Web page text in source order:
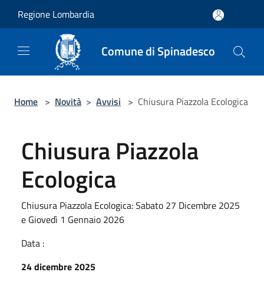
Regione Lombardia
Comune di Spinadesco
Home > Novità > Avvisi > Chiusura Piazzola Ecologica
Chiusura Piazzola
Ecologica
Chiusura Piazzola Ecologica: Sabato 27 Dicembre 2025
e Giovedì 1 Gennaio 2026
Data :
24 dicembre 2025